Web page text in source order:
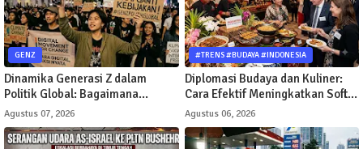
GENZ
Dinamika Generasi Z dalam
Politik Global: Bagaimana
Gerakan Digital Mengubah Arah
Kebijakan Publik
Agustus 07, 2026
#TRENS #BUDAYA #INDONESIA
Diplomasi Budaya dan Kuliner:
Cara Efektif Meningkatkan Soft
Power Suatu Negara
Agustus 06, 2026